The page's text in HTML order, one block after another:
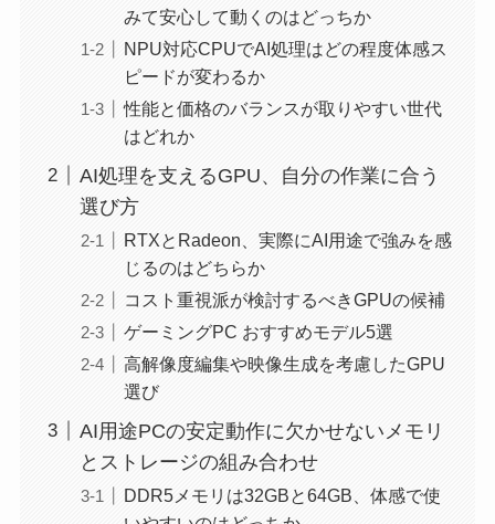
みて安心して動くのはどっちか
NPU対応CPUでAI処理はどの程度体感ス
ピードが変わるか
性能と価格のバランスが取りやすい世代
はどれか
AI処理を支えるGPU、自分の作業に合う
選び方
RTXとRadeon、実際にAI用途で強みを感
じるのはどちらか
コスト重視派が検討するべきGPUの候補
ゲーミングPC おすすめモデル5選
高解像度編集や映像生成を考慮したGPU
選び
AI用途PCの安定動作に欠かせないメモリ
とストレージの組み合わせ
DDR5メモリは32GBと64GB、体感で使